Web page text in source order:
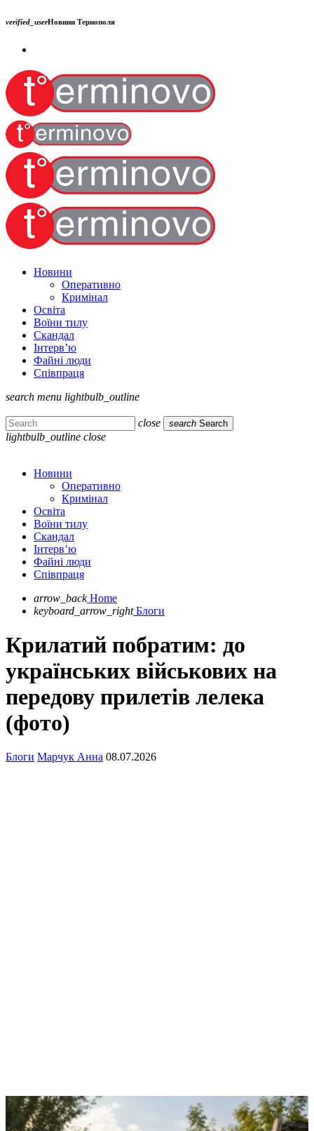
verified_userНовини Тернополя
Новини
Оперативно
Кримінал
Освіта
Воїни тилу
Скандал
Інтерв’ю
Файні люди
Співпраця
search menu lightbulb_outline
close search Search
lightbulb_outline close
Новини
Оперативно
Кримінал
Освіта
Воїни тилу
Скандал
Інтерв’ю
Файні люди
Співпраця
arrow_back Home
keyboard_arrow_right Блоги
Крилатий побратим: до
українських військових на
передову прилетів лелека
(фото)
Блоги Марчук Анна 08.07.2026